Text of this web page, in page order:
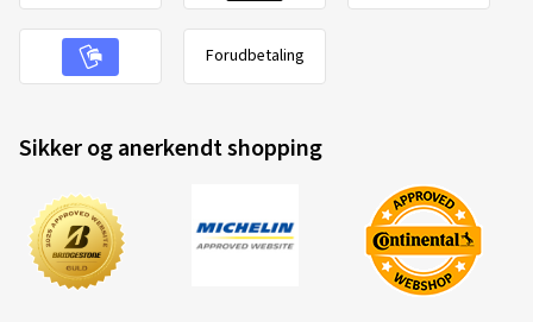
Forudbetaling
Sikker og anerkendt shopping